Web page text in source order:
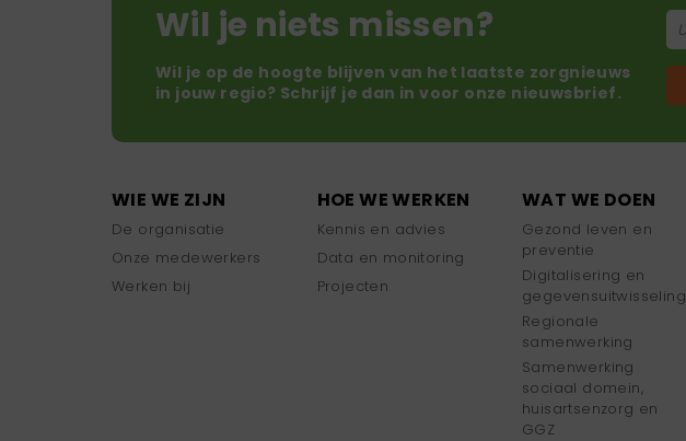
Wil je niets missen?
Wil je op de hoogte blijven van het laatste zorgnieuws
in jouw regio? Schrijf je dan in voor onze nieuwsbrief.
WIE WE ZIJN
De organisatie
Onze medewerkers
Werken bij
HOE WE WERKEN
Kennis en advies
Data en monitoring
Projecten
WAT WE DOEN
Gezond leven en
preventie
Digitalisering en
gegevensuitwisseling
Regionale
samenwerking
Samenwerking
sociaal domein,
huisartsenzorg en
GGZ